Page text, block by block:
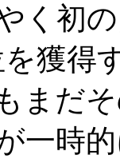
く初の
獲得
まだ
一時